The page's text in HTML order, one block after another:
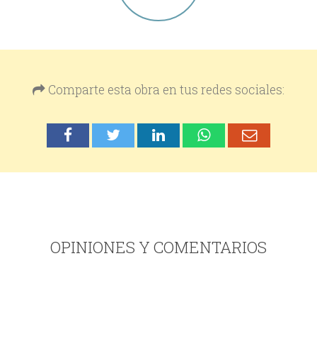
Comparte esta obra en tus redes sociales:
OPINIONES Y COMENTARIOS